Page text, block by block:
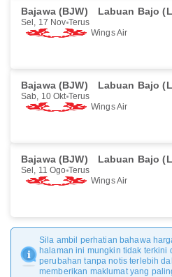
Bajawa (BJW) Labuan Bajo
Sel, 17 Nov Terus
Wings Air
Bajawa (BJW) Labuan Bajo
Sab, 10 Okt Terus
Wings Air
Bajawa (BJW) Labuan Bajo
Sel, 11 Ogo Terus
Wings Air
Sila ambil perhatian bahawa
halaman ini mungkin tidak terkini
perubahan tanpa notis terlebih
memberikan maklumat yang